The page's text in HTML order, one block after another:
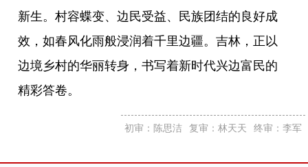
新生。村容蝶变、边民受益、民族团结的良好成
效，如春风化雨般浸润着千里边疆。吉林，正以
边境乡村的华丽转身，书写着新时代兴边富民的
精彩答卷。
初审：陈思洁 复审：林天天 终审：李军